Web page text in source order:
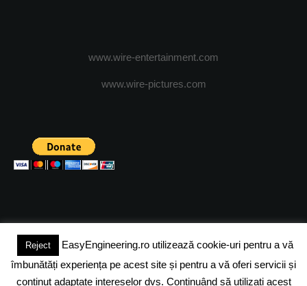
www.wire-entertainment.com
www.wire-pictures.com
(c) 2024 - FineEngineeringMagazine. All rights reserved.
DESPRE NOI ADVERTISING JOBS DESPRE COOKIES
Reject
EasyEngineering.ro utilizează cookie-uri pentru a vă
îmbunătăți experiența pe acest site și pentru a vă oferi servicii și
conținut adaptate intereselor dvs. Continuând să utilizați acest